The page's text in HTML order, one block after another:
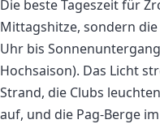
Die beste Tageszeit für
Mittagshitze, sondern
Uhr bis
Hochsaison). Das Licht
Strand, die Clubs
auf, und die Pag-Berge